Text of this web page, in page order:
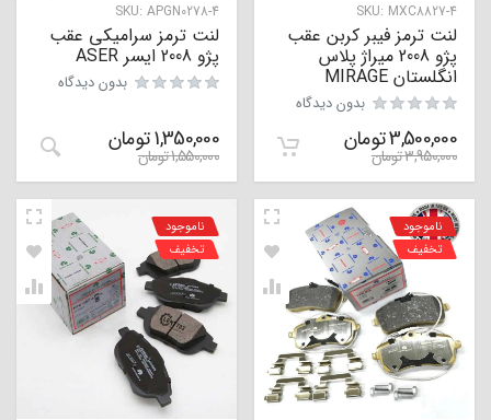
SKU: MXC8827-4
لنت ترمز فیبر کربن عقب
پژو 2008 میراژ پلاس
انگلستان MIRAGE
بدون دیدگاه
3,500,000تومان
3,950,000تومان
SKU: APGN0278-4
لنت ترمز سرامیکی عقب
پژو 2008 ایسر ASER
بدون دیدگاه
1,350,000تومان
1,550,000تومان
ناموجود
تخفیف
ناموجود
تخفیف